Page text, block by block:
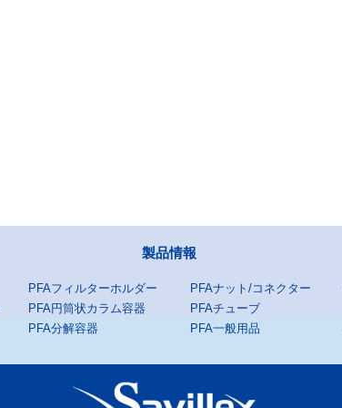
製品情報
PFAフィルターホルダー
PFA円筒状カラム容器
PFA分解容器
PFAナット/コネクター
PFAチューブ
PFA一般用品